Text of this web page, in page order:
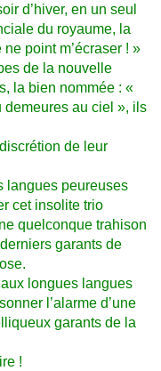
d’hiver, en un seul
du royaume, la
point m’écraser ! »
de la nouvelle
la bien nommée : «
demeures au ciel », ils
de leur
langues peureuses
cet insolite trio
quelconque trahison
garants de
longues langues
l’alarme d’une
garants de la
!